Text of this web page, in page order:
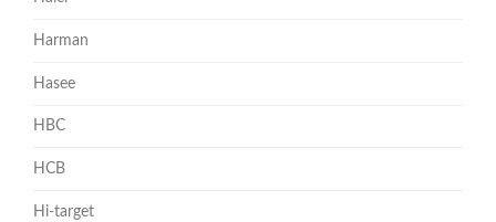
Harman
Hasee
HBC
HCB
Hi-target